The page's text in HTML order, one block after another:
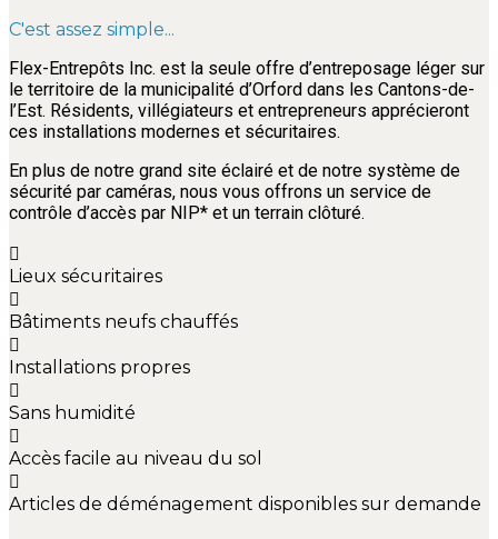
C'est assez simple...
Flex-Entrepôts Inc. est la seule offre d’entreposage léger sur
le territoire de la municipalité d’Orford dans les Cantons-de-
l’Est. Résidents, villégiateurs et entrepreneurs apprécieront
ces installations modernes et sécuritaires.
En plus de notre grand site éclairé et de notre système de
sécurité par caméras, nous vous offrons un service de
contrôle d’accès par NIP* et un terrain clôturé.
Lieux sécuritaires
Bâtiments neufs chauffés
Installations propres
Sans humidité
Accès facile au niveau du sol
Articles de déménagement disponibles sur demande